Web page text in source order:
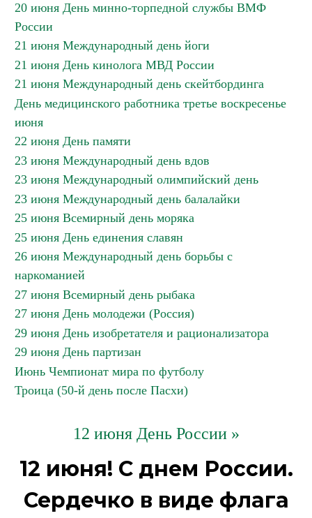
20 июня День минно-торпедной службы ВМФ
России
21 июня Международный день йоги
21 июня День кинолога МВД России
21 июня Международный день скейтбординга
День медицинского работника третье воскресенье
июня
22 июня День памяти
23 июня Международный день вдов
23 июня Международный олимпийский день
23 июня Международный день балалайки
25 июня Всемирный день моряка
25 июня День единения славян
26 июня Международный день борьбы с
наркоманией
27 июня Всемирный день рыбака
27 июня День молодежи (Россия)
29 июня День изобретателя и рационализатора
29 июня День партизан
Июнь Чемпионат мира по футболу
Троица (50-й день после Пасхи)
12 июня День России »
12 июня! С днем России.
Сердечко в виде флага